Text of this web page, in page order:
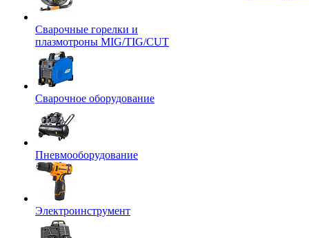
Сварочные горелки и
плазмотроны MIG/TIG/CUT
Сварочное оборудование
Пневмооборудование
Электроинструмент